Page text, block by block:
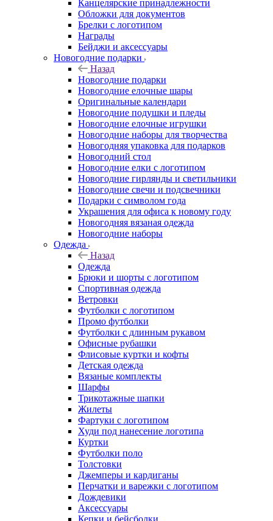
Канцелярские принадлежности
Обложки для документов
Брелки с логотипом
Награды
Бейджи и аксессуары
Новогодние подарки
Назад
Новогодние подарки
Новогодние елочные шары
Оригинальные календари
Новогодние подушки и пледы
Новогодние елочные игрушки
Новогодние наборы для творчества
Новогодняя упаковка для подарков
Новогодний стол
Новогодние елки с логотипом
Новогодние гирлянды и светильники
Новогодние свечи и подсвечники
Подарки с символом года
Украшения для офиса к новому году
Новогодняя вязаная одежда
Новогодние наборы
Одежда
Назад
Одежда
Брюки и шорты с логотипом
Спортивная одежда
Ветровки
Футболки с логотипом
Промо футболки
Футболки с длинным рукавом
Офисные рубашки
Флисовые куртки и кофты
Детская одежда
Вязаные комплекты
Шарфы
Трикотажные шапки
Жилеты
Фартуки с логотипом
Худи под нанесение логотипа
Куртки
Футболки поло
Толстовки
Джемперы и кардиганы
Перчатки и варежки с логотипом
Дождевики
Аксессуары
Кепки и бейсболки